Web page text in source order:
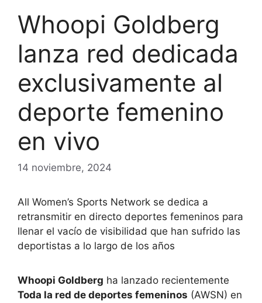
Whoopi Goldberg
lanza red dedicada
exclusivamente al
deporte femenino
en vivo
14 noviembre, 2024
All Women’s Sports Network se dedica a
retransmitir en directo deportes femeninos para
llenar el vacío de visibilidad que han sufrido las
deportistas a lo largo de los años
Whoopi Goldberg ha lanzado recientemente
Toda la red de deportes femeninos (AWSN) en